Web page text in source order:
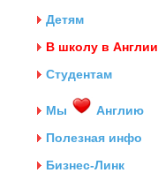
Детям
В школу в Англии
Студентам
Мы
Англию
Полезная инфо
Бизнес-Линк